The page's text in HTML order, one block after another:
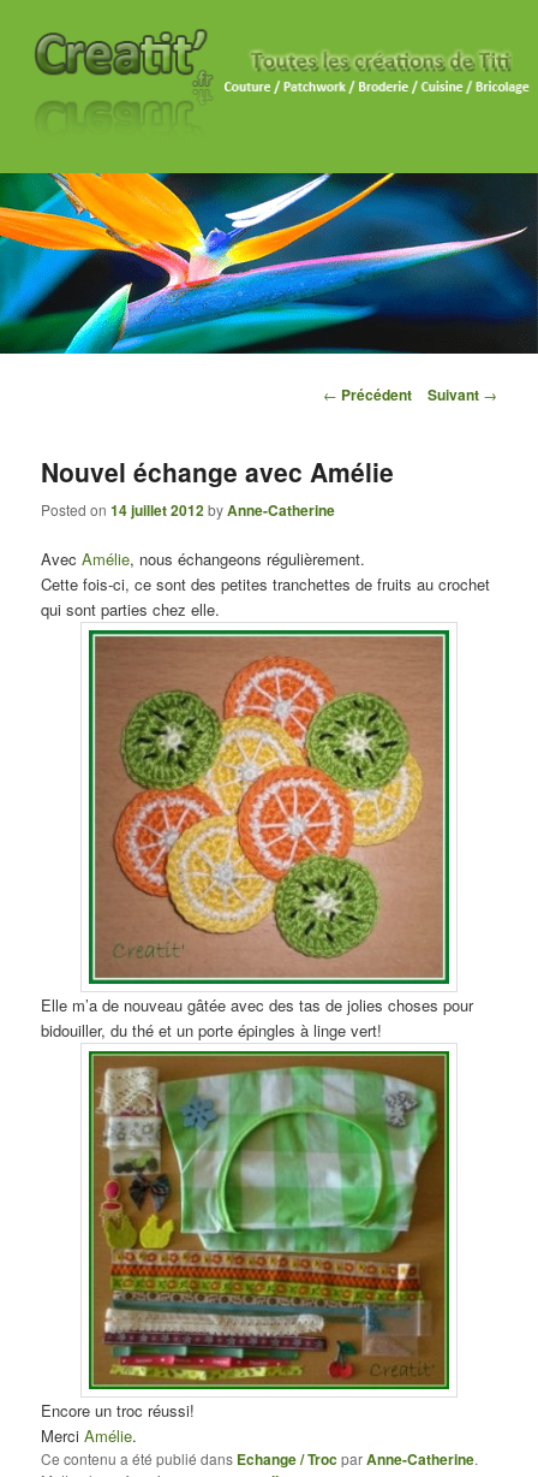
Navigation des articles
← Précédent Suivant →
Nouvel échange avec Amélie
Posted on14 juillet 2012byAnne-Catherine
AvecAmélie, nous échangeons régulièrement.
Cette fois-ci, ce sont des petites tranchettes de fruits au crochet
qui sont parties chez elle.
Elle m’a de nouveau gâtée avec des tas de jolies choses pour
bidouiller, du thé et un porte épingles à linge vert!
Encore un troc réussi!
MerciAmélie.
Ce contenu a été publié dans Echange / TrocparAnne-Catherine.